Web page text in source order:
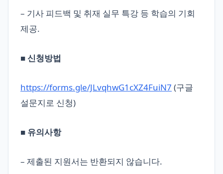
– 기사 피드백 및 취재 실무 특강 등 학습의 기회
제공.
■ 신청방법
https://forms.gle/JLvqhwG1cXZ4FuiN7 (구글
설문지로 신청)
■ 유의사항
– 제출된 지원서는 반환되지 않습니다.